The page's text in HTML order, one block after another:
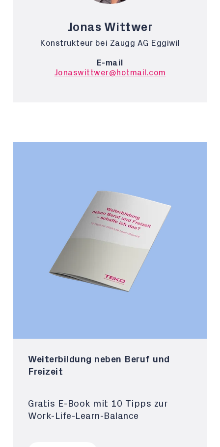
Jonas Wittwer
Konstrukteur bei Zaugg AG Eggiwil
E-mail
Jonaswittwer@hotmail.com
Weiterbildung neben Beruf und
Freizeit
Gratis E-Book mit 10 Tipps zur
Work-Life-Learn-Balance